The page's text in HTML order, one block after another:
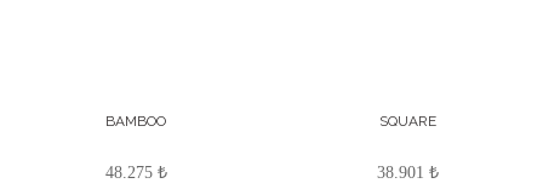
BAMBOO
48.275 ₺
SQUARE
38.901 ₺